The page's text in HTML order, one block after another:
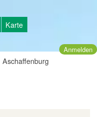
Karte
Anmelden
Aschaffenburg